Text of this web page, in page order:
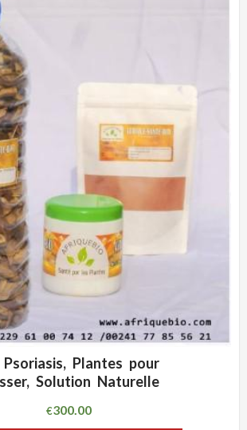
Plantes pour
Solution Naturelle
€300.00